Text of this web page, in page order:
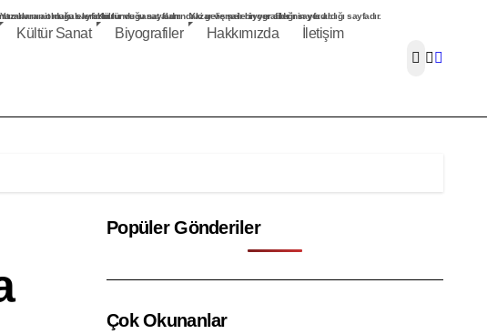
olduğu sayfadır.
Yazarlara ait makalelerin bulunduğu sayfadır.
Kültür Sanat
Kültür ve sanat alanındaki gelişmelerin yer aldığı sayfadır.
Biyografiler
Yazar ve şair biyografilerinin yer aldığı sayfadır.
Hakkımızda İletişim
Popüler Gönderiler
Çok Okunanlar